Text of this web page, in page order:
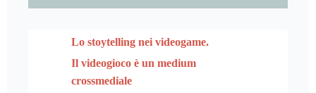
Lo stoytelling nei videogame.
Il videogioco è un medium
crossmediale